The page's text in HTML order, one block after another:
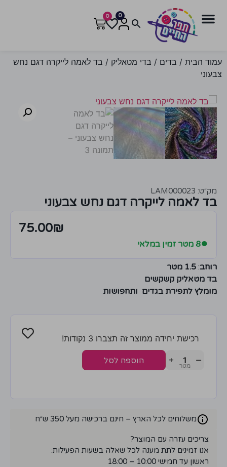
0
0
עמוד הבית / בדים / בדי מטאליק / בד לאמה לייקרה דגם נחש
צבעוני
מק״ט: LAM000023
בד לאמה לייקרה דגם נחש צבעוני
75.00₪
●8 מטר זמין במלאי
רוחב: 1.5 מטר
בד מטאליק קשקשים
מומלץ לתפירת בגדים ותחפושות
רכישת יחידה ממוצר זה תצברו 3 נקודות!
−
+ הוספה לסל
משלוחים לכל הארץ – חינם ברכישה מעל 350 ש״ח
צריכים עזרה עם המוצר?
אנו זמינים לתת מענה לכל שאלה בשעות הפעילות:
ראשון עד חמישי 10:00 – 18:00